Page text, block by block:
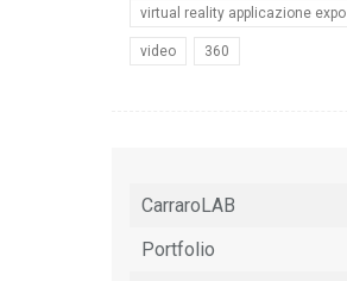
virtual reality applicazione expo
video 360
CarraroLAB
Portfolio